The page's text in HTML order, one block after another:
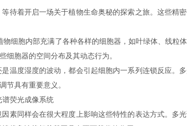
着开启一场关于植物生命奥秘的探索之旅。这些精
胞内部充满了各种各样的细胞器，如叶绿体、线粒
胞器的空间分布及其动态行为。
度湿度的波动，都会引起细胞内一系列连锁反应。多
节具有重要意义。
同样会在很大程度上影响这些特性的表达方式。多光